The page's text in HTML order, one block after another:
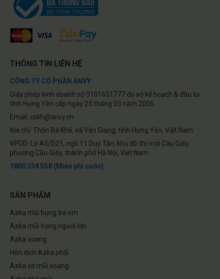
THÔNG TIN LIÊN HỆ
CÔNG TY CỔ PHẦN ANVY
Giấy phép kinh doanh số 0101651777 do sở kế hoạch & đầu tư
tỉnh Hưng Yên cấp ngày 23 tháng 03 năm 2005
Email: cskh@anvy.vn
Địa chỉ: Thôn Bá Khê, xã Văn Giang, tỉnh Hưng Yên, Việt Nam
VPDD: Lô A5/D21, ngõ 11 Duy Tân, khu đô thị mới Cầu Giấy,
phường Cầu Giấy, thành phố Hà Nội, Việt Nam
1800 234 558 (Miễn phí cước)
SẢN PHẨM
Azka mũi họng trẻ em
Azka mũi họng người lớn
Azka xoang
Hỗn dịch Azka phổi
Azka xịt mũi xoang